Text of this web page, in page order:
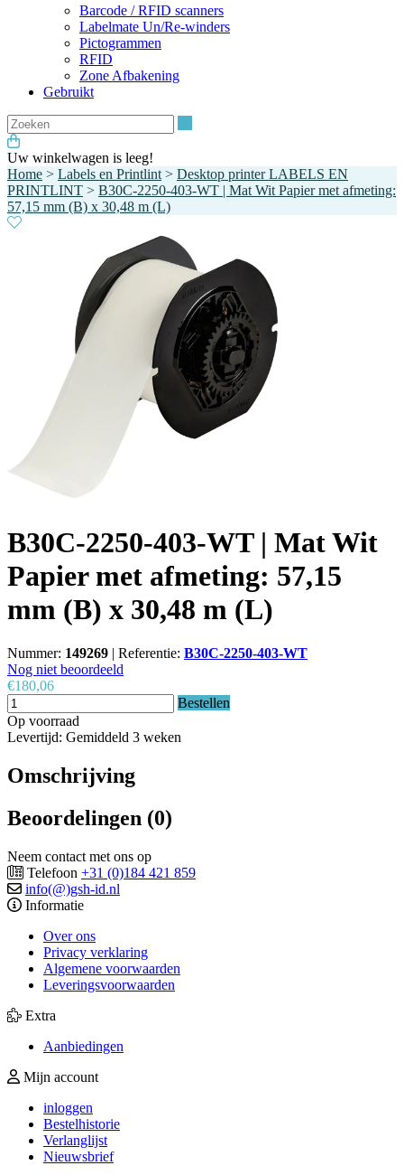
Barcode / RFID scanners
Labelmate Un/Re-winders
Pictogrammen
RFID
Zone Afbakening
Gebruikt
Uw winkelwagen is leeg!
Home > Labels en Printlint > Desktop printer LABELS EN
PRINTLINT > B30C-2250-403-WT | Mat Wit Papier met afmeting:
57,15 mm (B) x 30,48 m (L)
B30C-2250-403-WT | Mat Wit
Papier met afmeting: 57,15
mm (B) x 30,48 m (L)
Nummer: 149269 | Referentie: B30C-2250-403-WT
Nog niet beoordeeld
€180,06
Bestellen
Op voorraad
Levertijd: Gemiddeld 3 weken
Omschrijving
Beoordelingen (0)
Neem contact met ons op
Telefoon +31 (0)184 421 859
info(@)gsh-id.nl
Informatie
Over ons
Privacy verklaring
Algemene voorwaarden
Leveringsvoorwaarden
Extra
Aanbiedingen
Mijn account
inloggen
Bestelhistorie
Verlanglijst
Nieuwsbrief